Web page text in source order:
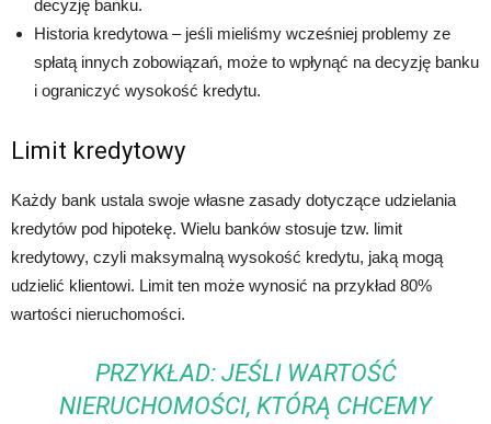
decyzję banku.
Historia kredytowa – jeśli mieliśmy wcześniej problemy ze
spłatą innych zobowiązań, może to wpłynąć na decyzję banku
i ograniczyć wysokość kredytu.
Limit kredytowy
Każdy bank ustala swoje własne zasady dotyczące udzielania
kredytów pod hipotekę. Wielu banków stosuje tzw. limit
kredytowy, czyli maksymalną wysokość kredytu, jaką mogą
udzielić klientowi. Limit ten może wynosić na przykład 80%
wartości nieruchomości.
PRZYKŁAD: JEŚLI WARTOŚĆ
NIERUCHOMOŚCI, KTÓRĄ CHCEMY